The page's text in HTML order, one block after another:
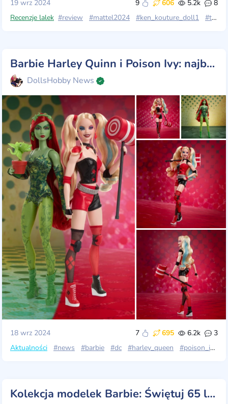
19 wrz 2024 9 606 5.2k
8
Recenzje lalek #review #mattel2024 #ken_kouture_doll1 #tate
Barbie Harley Quinn i Poison Ivy: najbardziej poszukiwani złoczyńcy w Gotham
DollsHobby News
18 wrz 2024 7 695 6.2k
3
Aktualności
#news #barbie #dc #harley_queen #poison_ivy
Kolekcja modelek Barbie: Świętuj 65 lat legendarnej elegancji dzięki drugiej lalce w kolekcji!